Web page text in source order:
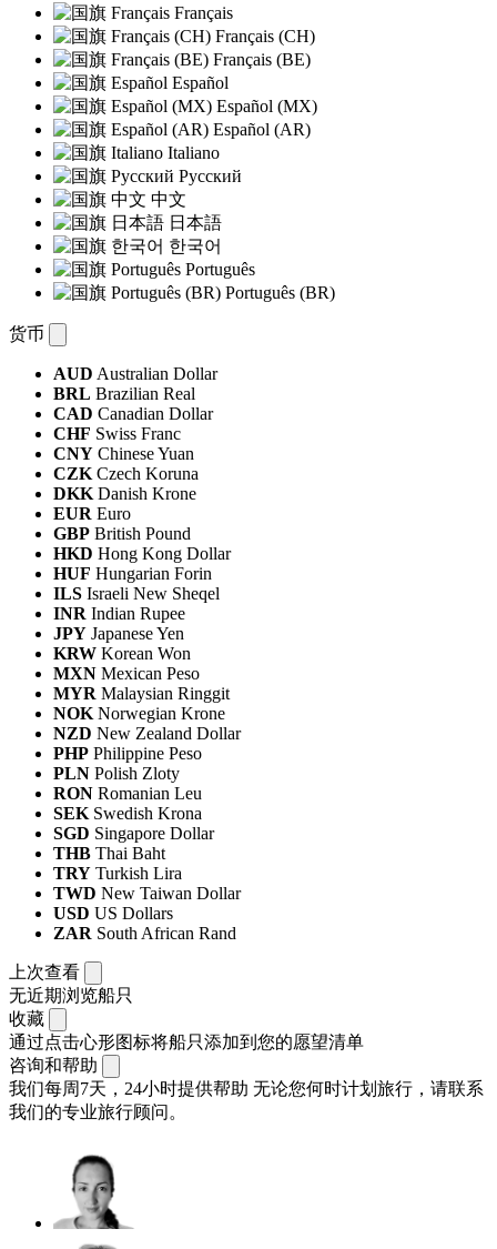
Français
Français (CH)
Français (BE)
Español
Español (MX)
Español (AR)
Italiano
Русский
中文
日本語
한국어
Português
Português (BR)
货币
AUD Australian Dollar
BRL Brazilian Real
CAD Canadian Dollar
CHF Swiss Franc
CNY Chinese Yuan
CZK Czech Koruna
DKK Danish Krone
EUR Euro
GBP British Pound
HKD Hong Kong Dollar
HUF Hungarian Forin
ILS Israeli New Sheqel
INR Indian Rupee
JPY Japanese Yen
KRW Korean Won
MXN Mexican Peso
MYR Malaysian Ringgit
NOK Norwegian Krone
NZD New Zealand Dollar
PHP Philippine Peso
PLN Polish Zloty
RON Romanian Leu
SEK Swedish Krona
SGD Singapore Dollar
THB Thai Baht
TRY Turkish Lira
TWD New Taiwan Dollar
USD US Dollars
ZAR South African Rand
上次查看
无近期浏览船只
收藏
通过点击心形图标将船只添加到您的愿望清单
咨询和帮助
我们每周7天，24小时提供帮助 无论您何时计划旅行，请联系
我们的专业旅行顾问。